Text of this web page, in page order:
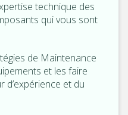
technique des
qui vous sont
de Maintenance
et les faire
et du